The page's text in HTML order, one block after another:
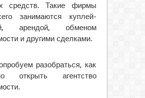
средств. Такие фирмы
занимаются куплей-
арендой, обменом
и другими сделками.
разобраться, как
открыть агентство